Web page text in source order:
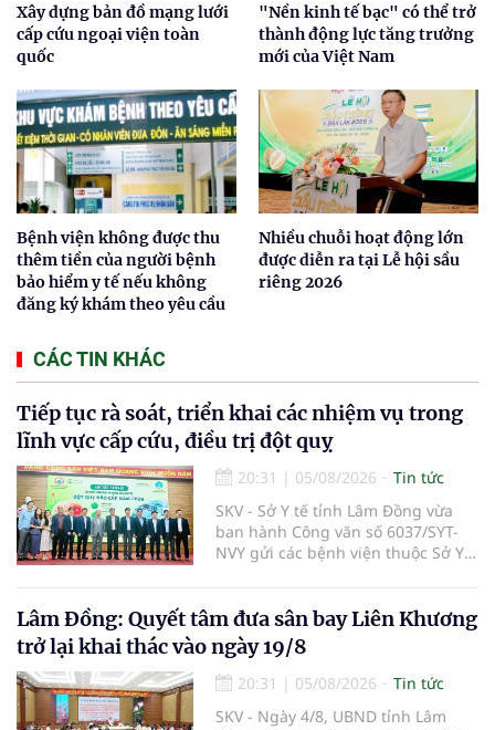
Xây dựng bản đồ mạng lưới
cấp cứu ngoại viện toàn
quốc
"Nền kinh tế bạc" có thể trở
thành động lực tăng trưởng
mới của Việt Nam
Bệnh viện không được thu
thêm tiền của người bệnh
bảo hiểm y tế nếu không
đăng ký khám theo yêu cầu
Nhiều chuỗi hoạt động lớn
được diễn ra tại Lễ hội sầu
riêng 2026
CÁC TIN KHÁC
Tiếp tục rà soát, triển khai các nhiệm vụ trong
lĩnh vực cấp cứu, điều trị đột quỵ
20:31 | 05/08/2026
Tin tức
SKV - Sở Y tế tỉnh Lâm Đồng vừa
ban hành Công văn số 6037/SYT-
NVY gửi các bệnh viện thuộc Sở Y
tiếp tục rà soát, triển khai các
nhiệm vụ trong lĩnh vực cấp cứu,
điều trị đột quỵ.
Lâm Đồng: Quyết tâm đưa sân bay Liên Khương
trở lại khai thác vào ngày 19/8
20:31 | 05/08/2026
Tin tức
SKV - Ngày 4/8, UBND tỉnh Lâm